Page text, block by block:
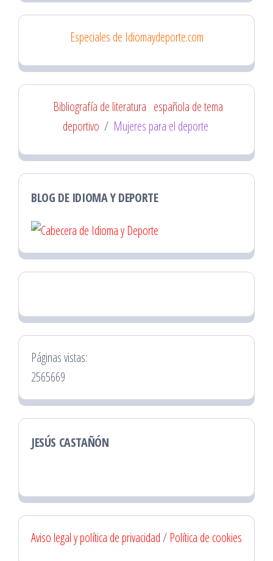
Especiales de Idiomaydeporte.com
Bibliografía de literatura española de tema
deportivo / Mujeres para el deporte
BLOG DE IDIOMA Y DEPORTE
Páginas vistas:
2565669
JESÚS CASTAÑÓN
Aviso legal y política de privacidad/ Política de cookies